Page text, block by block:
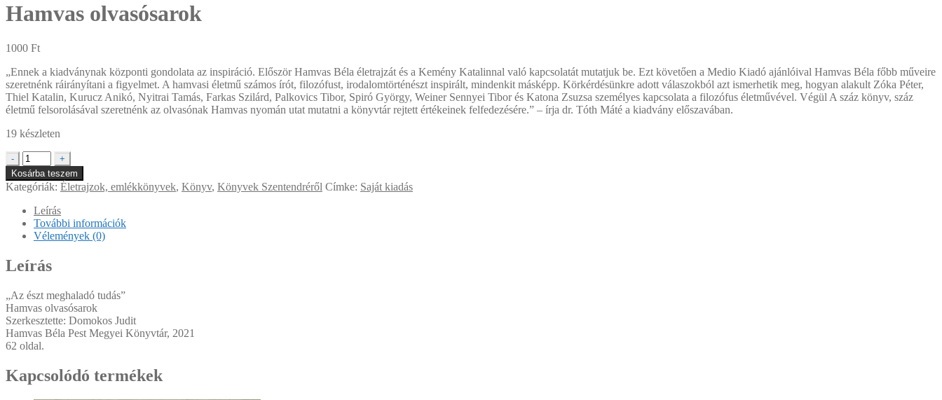
Hamvas olvasósarok
1000 Ft
„Ennek a kiadványnak központi gondolata az inspiráció. Először Hamvas Béla életrajzát és a Kemény Katalinnal való kapcsolatát mutatjuk be. Ezt követően a Medio Kiadó ajánlóival Hamvas Béla főbb műveire
szeretnénk ráirányítani a figyelmet. A hamvasi életmű számos írót, filozófust, irodalomtörténészt inspirált, mindenkit másképp. Körkérdésünkre adott válaszokból azt ismerhetik meg, hogyan alakult Zóka Péter,
Thiel Katalin, Kurucz Anikó, Nyitrai Tamás, Farkas Szilárd, Palkovics Tibor, Spiró György, Weiner Sennyei Tibor és Katona Zsuzsa személyes kapcsolata a filozófus életművével. Végül A száz könyv, száz
életmű felsorolásával szeretnénk az olvasónak Hamvas nyomán utat mutatni a könyvtár rejtett értékeinek felfedezésére.” – írja dr. Tóth Máté a kiadvány előszavában.
19 készleten
-
Hamvas
olvasósarok
mennyiség
+
Kosárba teszem
Kategóriák: Életrajzok, emlékkönyvek, Könyv, Könyvek Szentendréről Címke: Saját kiadás
Leírás
További információk
Vélemények (0)
Leírás
„Az észt meghaladó tudás”
Hamvas olvasósarok
Szerkesztette: Domokos Judit
Hamvas Béla Pest Megyei Könyvtár, 2021
62 oldal.
Kapcsolódó termékek